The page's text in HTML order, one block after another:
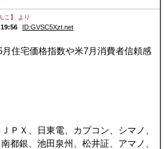
こ】 より
ID:GVSC5Xzt.net
住宅価格指数や米7月消費者信頼感
ＰＸ、日東電、カプコン、シマノ、
都銀、池田泉州、松井証、アマノ、